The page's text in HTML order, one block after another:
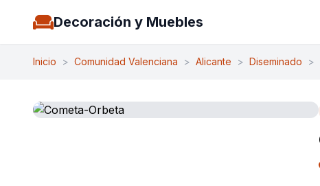
Decoración y Muebles
Inicio > Comunidad Valenciana > Alicante > Diseminado >